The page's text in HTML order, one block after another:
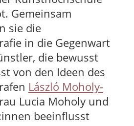
Gemeinsam
sie die
in die Gegenwart
die bewusst
von den Ideen des
László Moholy-
Lucia Moholy und
beeinflusst